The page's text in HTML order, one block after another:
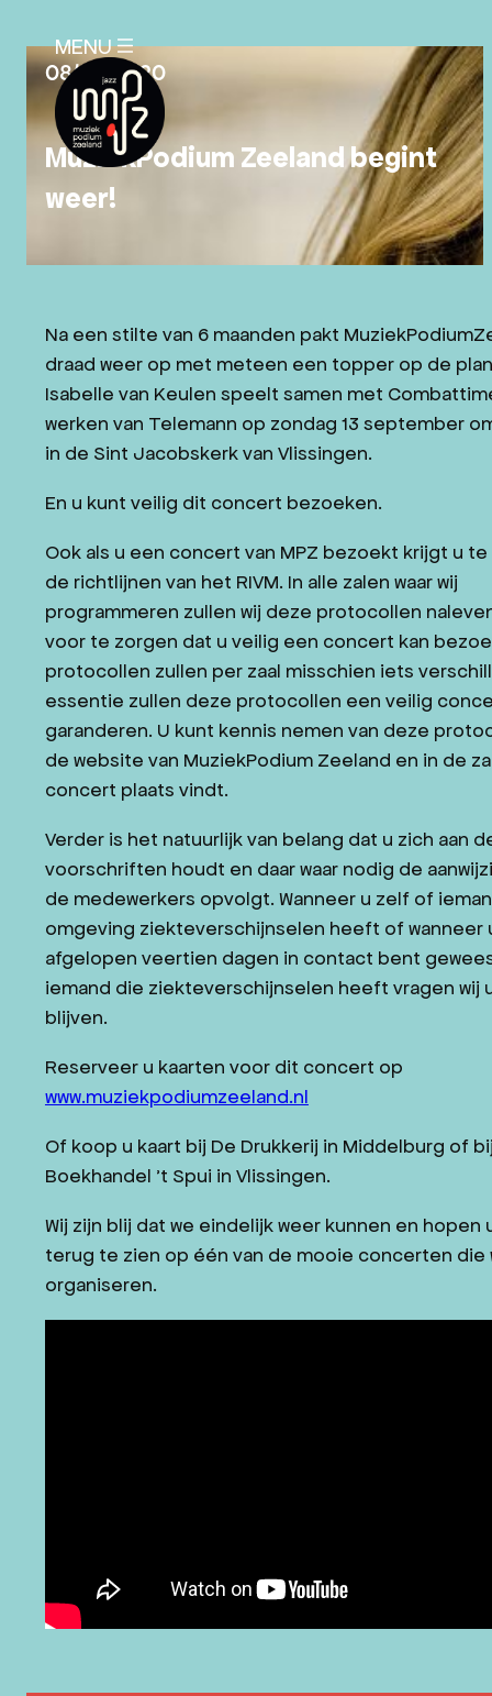
SLUITEN
X
NIEUWS
EDUCATIE
OVER ONS
ANBI-STATUS
JAZZ IN ZEELAND
CONTACT
WORD VRIEND
NL DE
MENU
Isabelle van Keulen Photo: Marco Borggreve
08/09/2020
MuziekPodium Zeeland begint
weer!
Na een stilte van 6 maanden pakt
draad weer op met meteen een topper op de
Isabelle van Keulen speelt samen met
werken van Telemann op zondag 13 september
in de Sint Jacobskerk van Vlissingen.
En u kunt veilig dit concert bezoeken.
Ook als u een concert van MPZ bezoekt krijgt u
de richtlijnen van het RIVM. In alle zalen waar wij
programmeren zullen wij deze protocollen
voor te zorgen dat u veilig een concert kan
protocollen zullen per zaal misschien iets
essentie zullen deze protocollen een veilig
garanderen. U kunt kennis nemen van deze
de website van MuziekPodium Zeeland en in de
concert plaats vindt.
Verder is het natuurlijk van belang dat u zich aan
voorschriften houdt en daar waar nodig de
de medewerkers opvolgt. Wanneer u zelf of
omgeving ziekteverschijnselen heeft of wanneer
afgelopen veertien dagen in contact bent
iemand die ziekteverschijnselen heeft vragen wij
blijven.
Reserveer u kaarten voor dit concert op
www.muziekpodiumzeeland.nl
Of koop u kaart bij De Drukkerij in Middelburg of
Boekhandel ’t Spui in Vlissingen.
Wij zijn blij dat we eindelijk weer kunnen en hopen
terug te zien op één van de mooie concerten die
organiseren.